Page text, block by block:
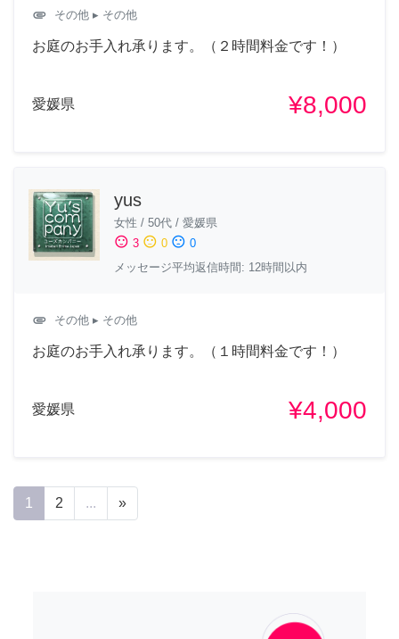
attachment その他 ▸ その他
お庭のお手入れ承ります。（２時間料金です！）
愛媛県 ¥8,000
yus
女性 / 50代 / 愛媛県
sentiment_satisfied 3 sentiment_neutral 0 sentiment_dissatisfied 0
メッセージ平均返信時間: 12時間以内
attachment その他 ▸ その他
お庭のお手入れ承ります。（１時間料金です！）
愛媛県 ¥4,000
1 2 ... »